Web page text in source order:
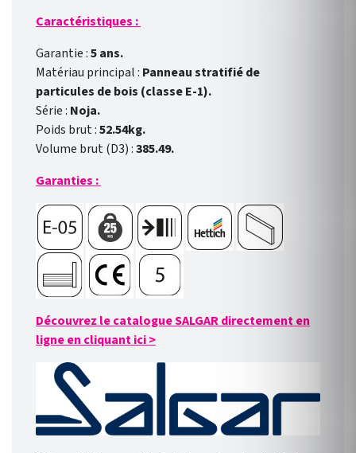
Caractéristiques :
Garantie :5 ans.
Matériau principal : Panneau stratifié de
particules de bois (classe E-1).
Série : Noja.
Poids brut :52.54kg.
Volume brut (D3) :385.49.
Garanties :
Découvrez le catalogue SALGAR directement en
ligne en cliquant ici>